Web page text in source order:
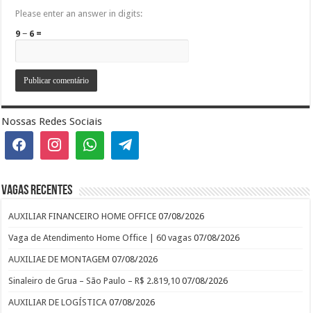
Please enter an answer in digits:
9 − 6 =
Nossas Redes Sociais
Vagas recentes
AUXILIAR FINANCEIRO HOME OFFICE 07/08/2026
Vaga de Atendimento Home Office | 60 vagas 07/08/2026
AUXILIAE DE MONTAGEM 07/08/2026
Sinaleiro de Grua – São Paulo – R$ 2.819,10 07/08/2026
AUXILIAR DE LOGÍSTICA 07/08/2026